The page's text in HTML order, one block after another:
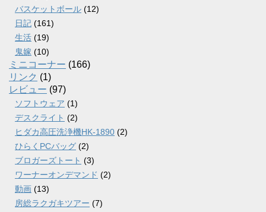
バスケットボール (12)
日記 (161)
生活 (19)
鬼嫁 (10)
ミニコーナー (166)
リンク (1)
レビュー (97)
ソフトウェア (1)
デスクライト (2)
ヒダカ高圧洗浄機HK-1890 (2)
ひらくPCバッグ (2)
ブロガーズトート (3)
ワーナーオンデマンド (2)
動画 (13)
房総ラクガキツアー (7)